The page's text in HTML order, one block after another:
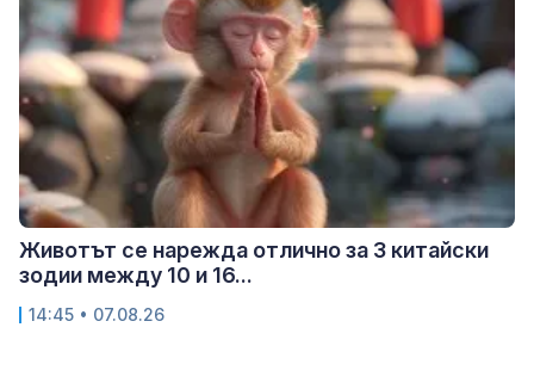
Животът се нарежда отлично за 3 китайски
зодии между 10 и 16...
14:45 • 07.08.26